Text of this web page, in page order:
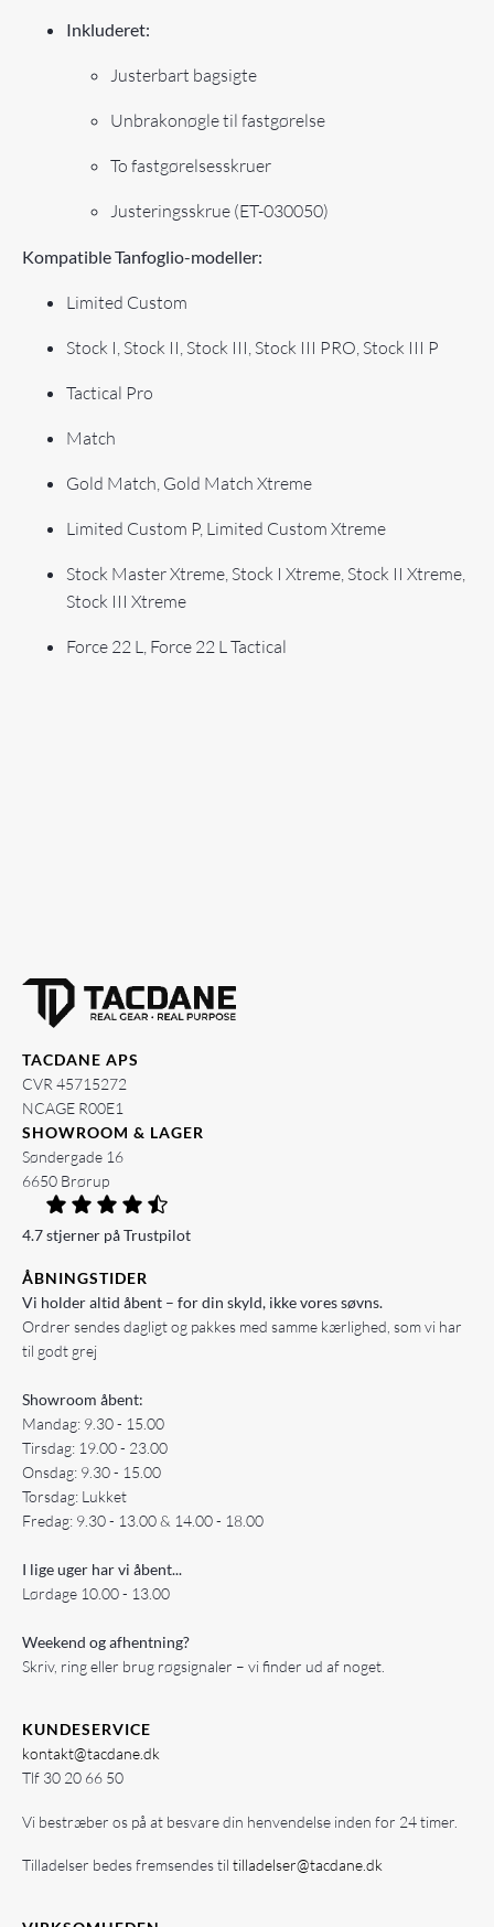
Inkluderet:
Justerbart bagsigte
Unbrakonøgle til fastgørelse
To fastgørelsesskruer
Justeringsskrue (ET-030050)
Kompatible Tanfoglio-modeller:
Limited Custom
Stock I, Stock II, Stock III, Stock III PRO, Stock III P
Tactical Pro
Match
Gold Match, Gold Match Xtreme
Limited Custom P, Limited Custom Xtreme
Stock Master Xtreme, Stock I Xtreme, Stock II Xtreme,
Stock III Xtreme
Force 22 L, Force 22 L Tactical
TACDANE APS
CVR 45715272
NCAGE R00E1
SHOWROOM & LAGER
Søndergade 16
6650 Brørup
4.7 stjerner på Trustpilot
ÅBNINGSTIDER
Vi holder altid åbent – for din skyld, ikke vores søvns.
Ordrer sendes dagligt og pakkes med samme kærlighed, som vi har
til godt grej
Showroom åbent:
Mandag: 9.30 - 15.00
Tirsdag: 19.00 - 23.00
Onsdag: 9.30 - 15.00
Torsdag: Lukket
Fredag: 9.30 - 13.00 & 14.00 - 18.00
I lige uger har vi åbent...
Lørdage 10.00 - 13.00
Weekend og afhentning?
Skriv, ring eller brug røgsignaler – vi finder ud af noget.
KUNDESERVICE
kontakt@tacdane.dk
Tlf 30 20 66 50
Vi bestræber os på at besvare din henvendelse inden for 24 timer.
Tilladelser bedes fremsendes til tilladelser@tacdane.dk